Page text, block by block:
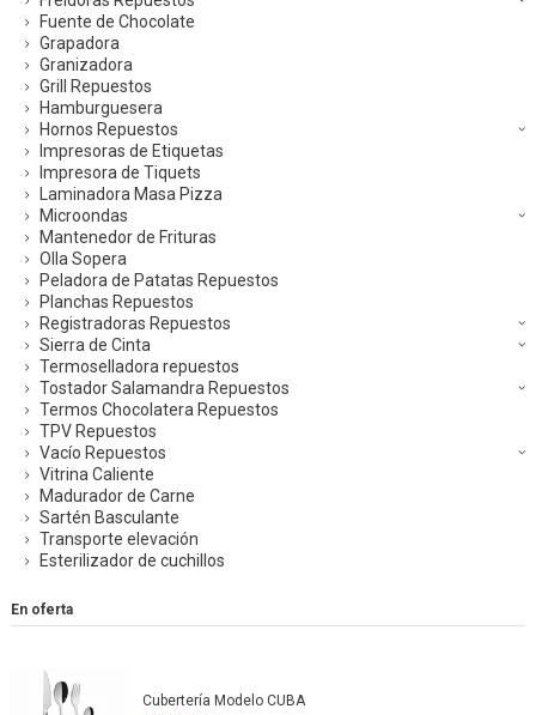
Fuente de Chocolate
Grapadora
Granizadora
Grill Repuestos
Hamburguesera
Hornos Repuestos
Impresoras de Etiquetas
Impresora de Tiquets
Laminadora Masa Pizza
Microondas
Mantenedor de Frituras
Olla Sopera
Peladora de Patatas Repuestos
Planchas Repuestos
Registradoras Repuestos
Sierra de Cinta
Termoselladora repuestos
Tostador Salamandra Repuestos
Termos Chocolatera Repuestos
TPV Repuestos
Vacío Repuestos
Vitrina Caliente
Madurador de Carne
Sartén Basculante
Transporte elevación
Esterilizador de cuchillos
En oferta
Cubertería Modelo CUBA